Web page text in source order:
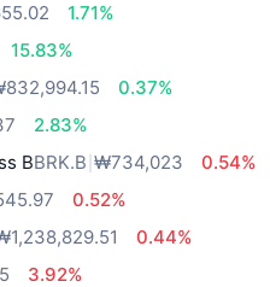
1.71%
15.83%
0.37%
2.83%
BBRK.B ₩734,023
0.54%
0.52%
0.44%
3.92%